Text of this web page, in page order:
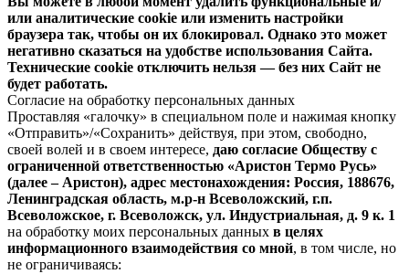
или аналитические cookie или изменить настройки
браузера так, чтобы он их блокировал. Однако это может
негативно сказаться на удобстве использования Сайта.
Технические cookie отключить нельзя — без них Сайт не
будет работать.
Согласие на обработку персональных данных
Проставляя «галочку» в специальном поле и нажимая кнопку
«Отправить»/«Сохранить» действуя, при этом, свободно,
своей волей и в своем интересе, даю согласие Обществу с
ограниченной ответственностью «Аристон Термо Русь»
(далее – Аристон), адрес местонахождения: Россия, 188676,
Ленинградская область, м.р-н Всеволожский, г.п.
Всеволожское, г. Всеволожск, ул. Индустриальная, д. 9 к. 1
на обработку моих персональных данных в целях
информационного взаимодействия со мной, в том числе, но
не ограничиваясь: